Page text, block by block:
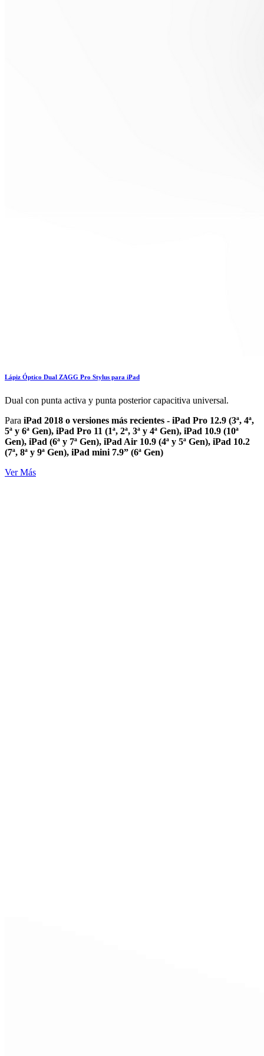
Lápiz Óptico Dual ZAGG Pro Stylus para iPad
Dual con punta activa y punta posterior capacitiva universal.
Para iPad 2018 o versiones más recientes - iPad Pro 12.9 (3ª, 4ª,
5ª y 6ª Gen), iPad Pro 11 (1ª, 2ª, 3ª y 4ª Gen), iPad 10.9 (10ª
Gen), iPad (6ª y 7ª Gen), iPad Air 10.9 (4ª y 5ª Gen), iPad 10.2
(7ª, 8ª y 9ª Gen), iPad mini 7.9” (6ª Gen)
Ver Más